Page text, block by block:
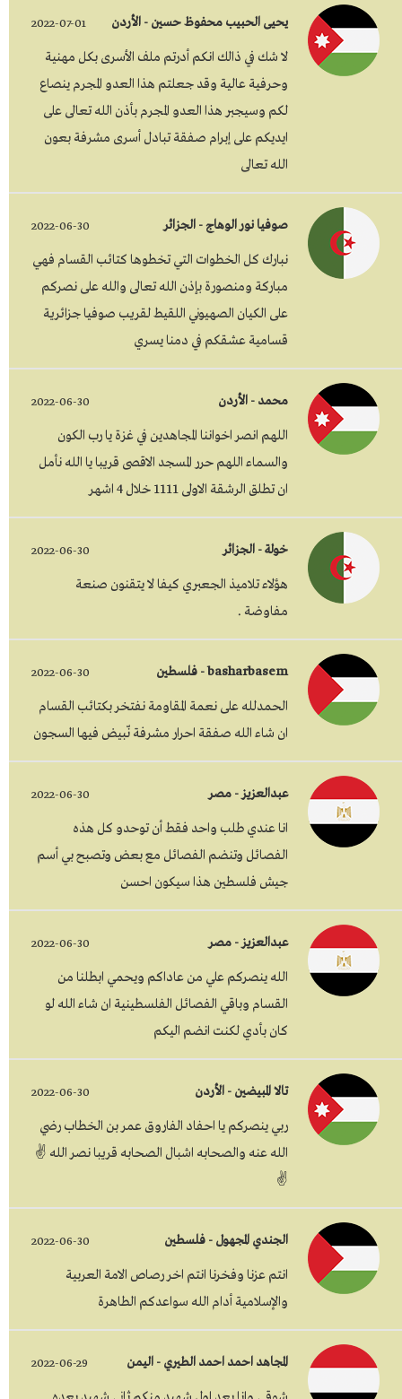
يحيى الحبيب محفوظ حسين - الأردن 2022-07-01
لا شك في ذالك انكم أدرتم ملف الأسرى بكل مهنية
وحرفية عالية وقد جعلتم هذا العدو المجرم ينصاع
لكم وسيجبر هذا العدو المجرم بأذن الله تعالى على
ايديكم على إبرام صفقة تبادل أسرى مشرفة بعون
الله تعالى
صوفيا نور الوهاج - الجزائر 2022-06-30
نبارك كل الخطوات التي تخطوها كتائب القسام فهي
مباركة ومنصورة بإذن الله تعالى والله على نصركم
على الكيان الصهيوني اللقيط لقريب صوفيا جزائرية
قسامية عشقكم في دمنا يسري
محمد - الأردن 2022-06-30
اللهم انصر اخواننا المجاهدين في غزة يا رب الكون
والسماء اللهم حرر المسجد الاقصى قريبا يا الله نأمل
ان تطلق الرشقة الاولى 1111 خلال 4 اشهر
خولة - الجزائر 2022-06-30
هؤلاء تلاميذ الجعبري كيفا لا يتقنون صنعة
مفاوضة .
basharbasem - فلسطين 2022-06-30
الحمدلله على نعمة المقاومة نفتخر بكتائب القسام
ان شاء الله صفقة احرار مشرفة نّبيض فيها السجون
عبدالعزيز - مصر 2022-06-30
انا عندي طلب واحد فقط أن توحدو كل هذه
الفصائل وتنضم الفصائل مع بعض وتصبح بي أسم
جيش فلسطين هذا سيكون احسن
عبدالعزيز - مصر 2022-06-30
الله ينصركم علي من عاداكم ويحمي ابطلنا من
القسام وباقي الفصائل الفلسطينية ان شاء الله لو
كان بأدي لكنت انضم اليكم
تالا المبيضين - الأردن 2022-06-30
ربي ينصركم يا احفاد الفاروق عمر بن الخطاب رضي
الله عنه والصحابه اشبال الصحابه قريبا نصر الله ✌
✌
الجندي المجهول - فلسطين 2022-06-30
انتم عزنا وفخرنا انتم اخر رصاص الامة العربية
والإسلامية أدام الله سواعدكم الطاهرة
المجاهد احمد احمد الطيري - اليمن 2022-06-29